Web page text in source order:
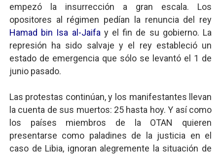
empezó la insurrección a gran escala. Los
opositores al régimen pedían la renuncia del rey
Hamad bin Isa al-Jaifa y el fin de su gobierno. La
represión ha sido salvaje y el rey estableció un
estado de emergencia que sólo se levantó el 1 de
junio pasado.
Las protestas continúan, y los manifestantes llevan
la cuenta de sus muertos: 25 hasta hoy. Y así como
los países miembros de la OTAN quieren
presentarse como paladines de la justicia en el
caso de Libia, ignoran alegremente la situación de